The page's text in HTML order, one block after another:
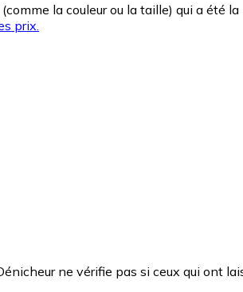
la couleur ou la taille) qui a été
prix.
ne vérifie pas si ceux qui ont